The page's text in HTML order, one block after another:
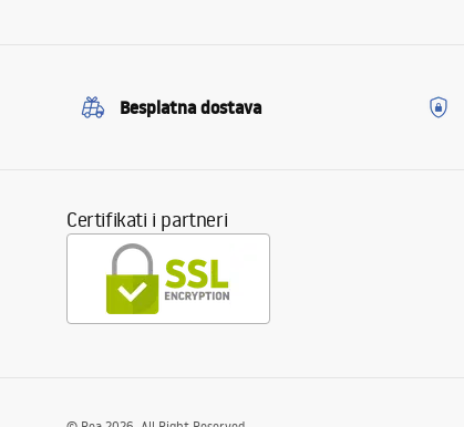
Besplatna dostava
Certifikati i partneri